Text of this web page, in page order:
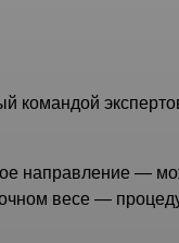
направление —
весе —